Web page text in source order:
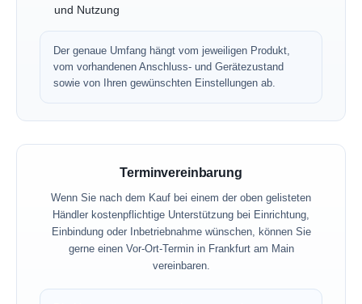
und Nutzung
Der genaue Umfang hängt vom jeweiligen Produkt,
vom vorhandenen Anschluss- und Gerätezustand
sowie von Ihren gewünschten Einstellungen ab.
Terminvereinbarung
Wenn Sie nach dem Kauf bei einem der oben gelisteten
Händler kostenpflichtige Unterstützung bei Einrichtung,
Einbindung oder Inbetriebnahme wünschen, können Sie
gerne einen Vor-Ort-Termin in Frankfurt am Main
vereinbaren.